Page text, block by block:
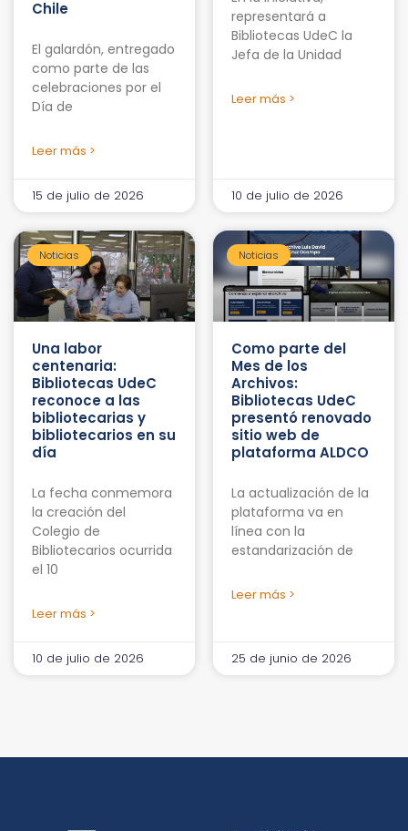
Chile
El galardón, entregado
como parte de las
celebraciones por el
Día de
Leer más >
15 de julio de 2026
representará a
Bibliotecas UdeC la
Jefa de la Unidad
Leer más >
10 de julio de 2026
Noticias
Una labor
centenaria:
Bibliotecas UdeC
reconoce a las
bibliotecarias y
bibliotecarios en su
día
La fecha conmemora
la creación del
Colegio de
Bibliotecarios ocurrida
el 10
Leer más >
10 de julio de 2026
Noticias
Como parte del
Mes de los
Archivos:
Bibliotecas UdeC
presentó renovado
sitio web de
plataforma ALDCO
La actualización de la
plataforma va en
línea con la
estandarización de
Leer más >
25 de junio de 2026